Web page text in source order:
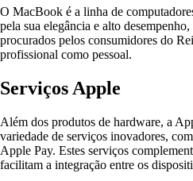
O MacBook é a linha de
pela sua elegância e alto
procurados pelos consumidores do
profissional como pessoal.
Serviços Apple
Além dos produtos de hardware, a
variedade de serviços inovadores,
Apple Pay. Estes serviços
facilitam a integração entre os